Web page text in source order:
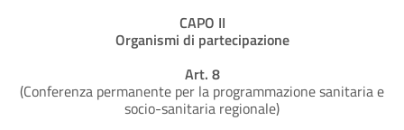
CAPO II
Organismi di partecipazione
Art. 8
(Conferenza permanente per la programmazione sanitaria e
socio-sanitaria regionale)